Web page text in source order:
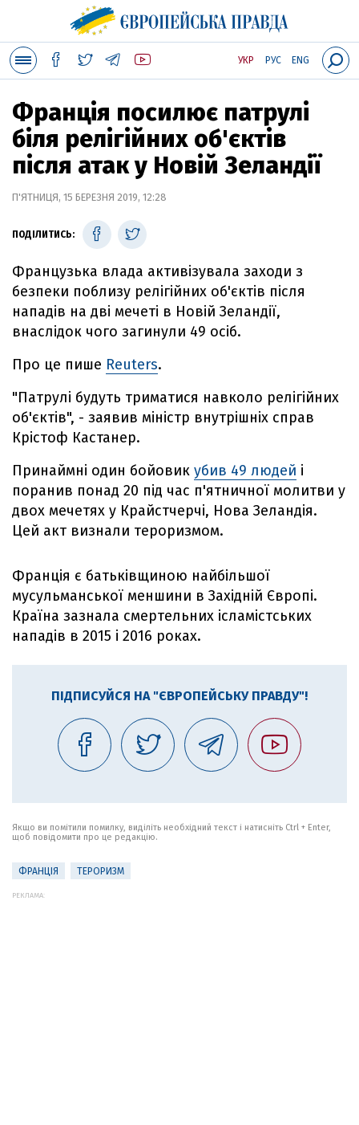
УКР РУС ENG
Франція посилює патрулі
біля релігійних об'єктів
після атак у Новій Зеландії
П'ЯТНИЦЯ, 15 БЕРЕЗНЯ 2019, 12:28
ПОДІЛИТИСЬ:
Французька влада активізувала заходи з
безпеки поблизу релігійних об'єктів після
нападів на дві мечеті в Новій Зеландії,
внаслідок чого загинули 49 осіб.
Про це пише Reuters.
"Патрулі будуть триматися навколо релігійних
об'єктів", - заявив міністр внутрішніх справ
Крістоф Кастанер.
Принаймні один бойовик убив 49 людей і
поранив понад 20 під час п'ятничної молитви у
двох мечетях у Крайстчерчі, Нова Зеландія.
Цей акт визнали тероризмом.
Франція є батьківщиною найбільшої
мусульманської меншини в Західній Європі.
Країна зазнала смертельних ісламістських
нападів в 2015 і 2016 роках.
ПІДПИСУЙСЯ НА "ЄВРОПЕЙСЬКУ ПРАВДУ"!
Якщо ви помітили помилку, виділіть необхідний текст і натисніть Ctrl + Enter,
щоб повідомити про це редакцію.
ФРАНЦІЯ ТЕРОРИЗМ
РЕКЛАМА: